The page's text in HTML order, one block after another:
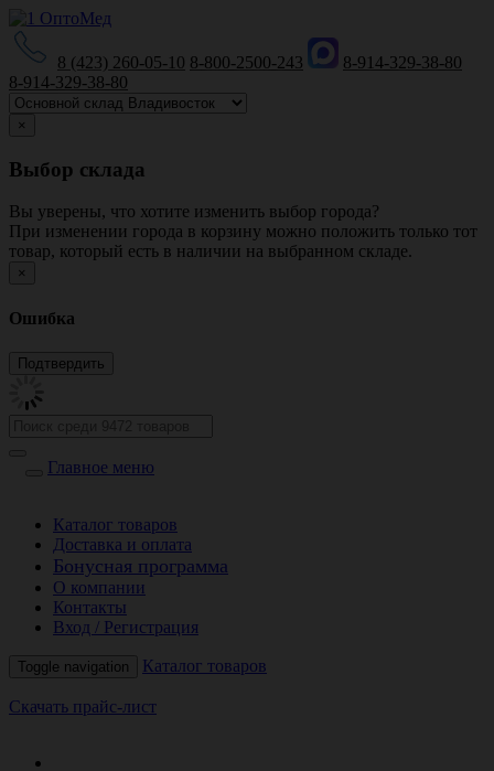
8 (423) 260-05-10 8-800-2500-243
8-914-329-38-80
8-914-329-38-80
×
Выбор склада
Вы уверены, что хотите изменить выбор города?
При изменении города в корзину можно положить только тот
товар, который есть в наличии на выбранном складе.
×
Ошибка
Главное меню
Каталог товаров
Доставка и оплата
Бонусная программа
О компании
Контакты
Вход / Регистрация
Toggle navigation Каталог товаров
Скачать прайс-лист